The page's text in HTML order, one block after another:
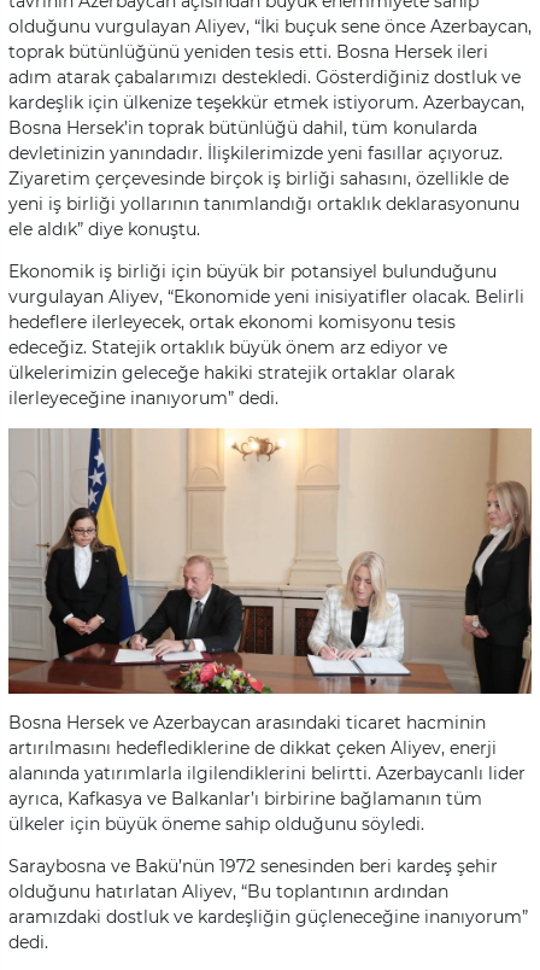
olduğunu vurgulayan Aliyev, “İki buçuk sene önce Azerbaycan,
toprak bütünlüğünü yeniden tesis etti. Bosna Hersek ileri
adım atarak çabalarımızı destekledi. Gösterdiğiniz dostluk ve
kardeşlik için ülkenize teşekkür etmek istiyorum. Azerbaycan,
Bosna Hersek’in toprak bütünlüğü dahil, tüm konularda
devletinizin yanındadır. İlişkilerimizde yeni fasıllar açıyoruz.
Ziyaretim çerçevesinde birçok iş birliği sahasını, özellikle de
yeni iş birliği yollarının tanımlandığı ortaklık deklarasyonunu
ele aldık” diye konuştu.
Ekonomik iş birliği için büyük bir potansiyel bulunduğunu
vurgulayan Aliyev, “Ekonomide yeni inisiyatifler olacak. Belirli
hedeflere ilerleyecek, ortak ekonomi komisyonu tesis
edeceğiz. Statejik ortaklık büyük önem arz ediyor ve
ülkelerimizin geleceğe hakiki stratejik ortaklar olarak
ilerleyeceğine inanıyorum” dedi.
Bosna Hersek ve Azerbaycan arasındaki ticaret hacminin
artırılmasını hedeflediklerine de dikkat çeken Aliyev, enerji
alanında yatırımlarla ilgilendiklerini belirtti. Azerbaycanlı lider
ayrıca, Kafkasya ve Balkanlar’ı birbirine bağlamanın tüm
ülkeler için büyük öneme sahip olduğunu söyledi.
Saraybosna ve Bakü’nün 1972 senesinden beri kardeş şehir
olduğunu hatırlatan Aliyev, “Bu toplantının ardından
aramızdaki dostluk ve kardeşliğin güçleneceğine inanıyorum”
dedi.